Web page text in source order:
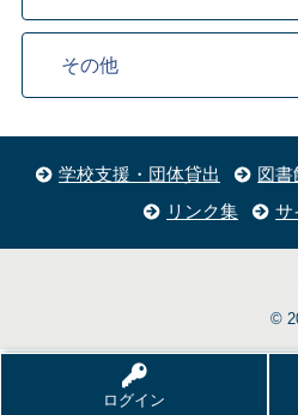
ログイン
その他
学校支援・団体貸出
図書
リンク集
サ
©